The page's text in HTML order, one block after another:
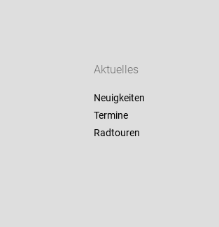
Aktuelles
Neuigkeiten
Termine
Radtouren